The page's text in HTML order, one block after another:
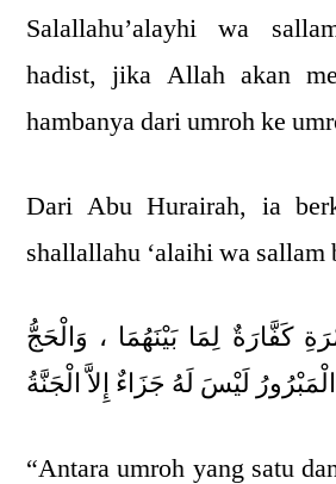
Salallahu’alayhi wa
hadist, jika Allah akan
hambanya dari umroh ke
Dari Abu Hurairah, ia
shallallahu ‘alaihi wa sallam
كَفَّارَةٌ لِمَا بَيْنَهُمَا ، وَالْحَجُّ
الْمَبْرُورُ لَيْسَ لَهُ جَزَاءٌ إِلاَّ الْجَنَّةُ
“Antara umroh yang satu